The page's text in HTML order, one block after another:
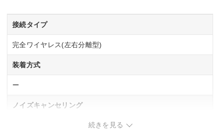
接続タイプ
完全ワイヤレス(左右分離型)
装着方式
ー
ノイズキャンセリング
続きを見る